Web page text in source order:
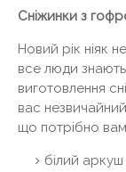
Сніжинки з
Новий рік ніяк
все люди
виготовлення
вас
що потрібно вам
білий